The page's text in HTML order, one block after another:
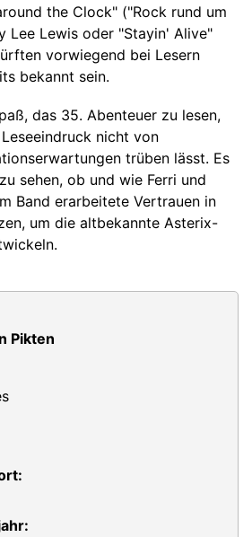
the Clock" ("Rock rund um
Lee Lewis oder "Stayin' Alive"
vorwiegend bei Lesern
bekannt sein.
das 35. Abenteuer zu lesen,
nicht von
trüben lässt. Es
sehen, ob und wie Ferri und
Band erarbeitete Vertrauen in
um die altbekannte Asterix-
Pikten